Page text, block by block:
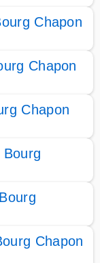
Chapon
Chapon
Chapon
Chapon